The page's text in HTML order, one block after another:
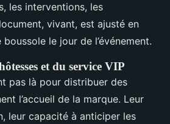
les interventions, les
vivant, est ajusté en
le jour de l’événement.
et du service VIP
pas là pour distribuer des
l’accueil de la marque. Leur
leur capacité à anticiper les